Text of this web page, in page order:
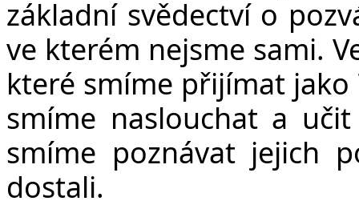
základní svědectví o
ve kterém nejsme sami.
které smíme přijímat
smíme naslouchat a
smíme poznávat jejich
dostali.